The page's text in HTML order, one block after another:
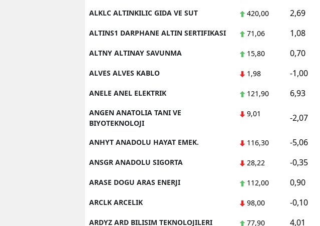
ALKLC ALTINKILIC GIDA VE SUT 420,00 2,69
ALTINS1 DARPHANE ALTIN SERTIFIKASI 71,06 1,08
ALTNY ALTINAY SAVUNMA 15,80 0,70
ALVES ALVES KABLO 1,98 -1,00
ANELE ANEL ELEKTRIK 121,90 6,93
ANGEN ANATOLIA TANI VE
BIYOTEKNOLOJI
9,01 -2,07
ANHYT ANADOLU HAYAT EMEK. 116,30 -5,06
ANSGR ANADOLU SIGORTA 28,22 -0,35
ARASE DOGU ARAS ENERJI 112,00 0,90
ARCLK ARCELIK 98,00 -0,10
ARDYZ ARD BILISIM TEKNOLOJILERI 77,90 4,01